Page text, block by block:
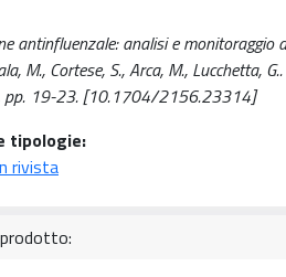
antinfluenzale: analisi e monitoraggio
M., Cortese, S., Arca, M., Lucchetta,
pp. 19-23. [10.1704/2156.23314]
tipologie:
rivista